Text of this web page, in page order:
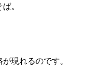
。
現れるのです。